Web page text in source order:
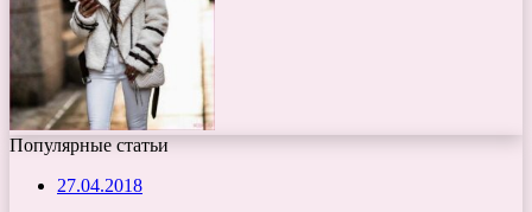
Популярные статьи
27.04.2018